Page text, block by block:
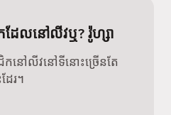
ដែលនៅលីវឬ? រ៉ូហ្សា
នៅលីវនៅទីនោះច្រើនតែ
ែរ។